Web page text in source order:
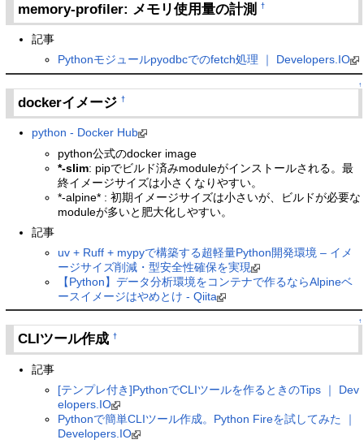
memory-profiler: メモリ使用量の計測†
記事
Pythonモジュールpyodbcでのfetch処理 ｜ Developers.IO
↑
dockerイメージ†
python - Docker Hub
python公式のdocker image
*-slim: pipでビルド済みmoduleがインストールされる。最
終イメージサイズは小さくなりやすい。
*-alpine* : 初期イメージサイズは小さいが、ビルドが必要な
moduleが多いと肥大化しやすい。
記事
uv + Ruff + mypyで構築する超軽量Python開発環境 – イメ
ージサイズ削減・型安全性確保を実現
【Python】データ分析環境をコンテナで作るならAlpineベ
ースイメージはやめとけ - Qiita
↑
CLIツール作成†
記事
[テンプレ付き]PythonでCLIツールを作るときのTips ｜ Dev
elopers.IO
Pythonで簡単CLIツール作成。Python Fireを試してみた ｜
Developers.IO